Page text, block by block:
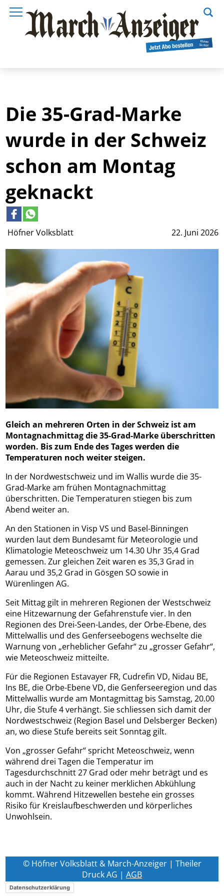
Höfner Volksblatt 22. Juni 2026
Die 35-Grad-Marke
wurde in der Schweiz
schon am Montag
geknackt
Gleich an mehreren Orten in der Schweiz ist am
Montagnachmittag die 35-Grad-Marke überschritten
worden. Bis zum Ende des Tages werden die
Temperaturen noch weiter steigen.
In der Nordwestschweiz und im Wallis wurde die 35-
Grad-Marke am frühen Montagnachmittag
überschritten. Die Temperaturen stiegen bis zum
Abend weiter an.
An den Stationen in Visp VS und Basel-Binningen
wurden laut dem Bundesamt für Meteorologie und
Klimatologie Meteoschweiz um 14.30 Uhr 35,4 Grad
gemessen. Zur gleichen Zeit waren es 35,3 Grad in
Aarau und 35,2 Grad in Gösgen SO sowie in
Würenlingen AG.
Seit Mittag gilt in mehreren Regionen der Westschweiz
eine Hitzewarnung der Gefahrenstufe vier. In den
Regionen des Drei-Seen-Landes, der Orbe-Ebene, des
Mittelwallis und des Genferseebogens wechselte die
Warnung von „erheblicher Gefahr“ zu „grosser Gefahr“,
wie Meteoschweiz mitteilte.
Für die Regionen Estavayer FR, Cudrefin VD, Nidau BE,
Ins BE, die Orbe-Ebene VD, die Genferseeregion und das
Mittelwallis wurde am Montagmittag bis Samstag, 20.00
Uhr, die Stufe 4 verhängt. Sie schliessen sich damit der
Nordwestschweiz (Region Basel und Delsberger Becken)
an, wo diese Stufe bereits seit Sonntag gilt.
Von „grosser Gefahr“ spricht Meteoschweiz, wenn
während drei Tagen die Temperatur im
Tagesdurchschnitt 27 Grad oder mehr beträgt und es
auch in der Nacht zu keiner merklichen Abkühlung
kommt. Während Hitzewellen bestehe ein grosses
Risiko für Kreislaufbeschwerden und körperliches
Unwohlsein.
© Höfner Volksblatt & March-Anzeiger | Theiler
Druck AG | AGB
Datenschutzerklärung